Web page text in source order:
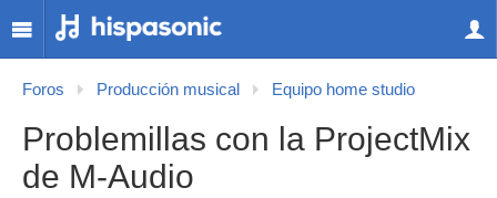
Foros Producción musical Equipo home studio
Problemillas con la ProjectMix
de M-Audio